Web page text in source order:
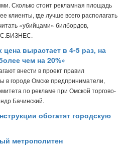
Сколько стоит рекламная площадь
клиенты, где лучше всего располагать
«убийцами» билбордов,
цена вырастает в 4-5 раз, на
чем на 20%»
внести в проект правил
в городе Омске предприниматели,
по рекламе при Омской торгово-
Бачинский.
обогатят городскую
метрополитен